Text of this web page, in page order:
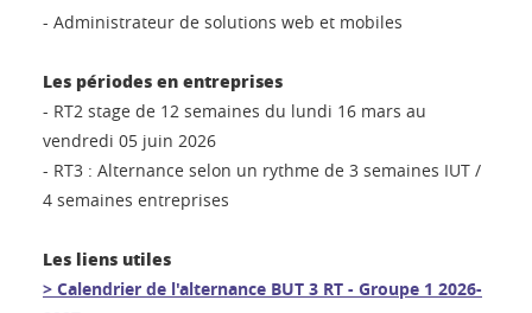
- Administrateur de solutions web et mobiles
Les périodes en entreprises
- RT2 stage de 12 semaines du lundi 16 mars au
vendredi 05 juin 2026
- RT3 : Alternance selon un rythme de 3 semaines IUT /
4 semaines entreprises
Les liens utiles
> Calendrier de l'alternance BUT 3 RT - Groupe 1 2026-